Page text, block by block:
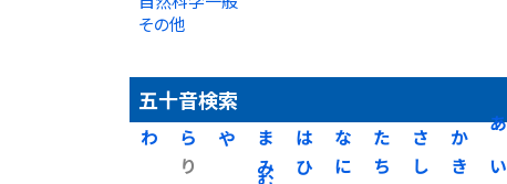
その他
五十音検索
あ
い
か
き
さ
し
た
ち
な
に
は
ひ
ま
み
や
ら
り
わ